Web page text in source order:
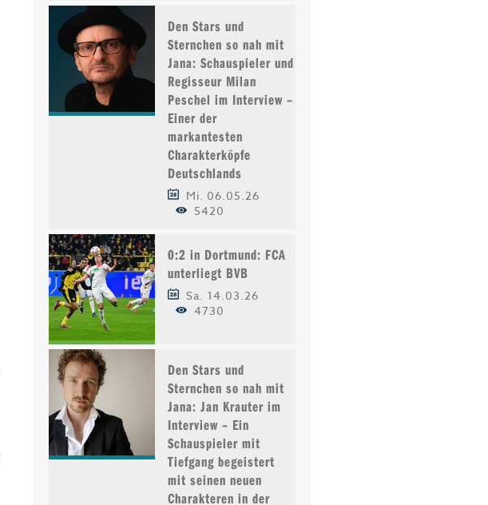
Den Stars und
Sternchen so nah mit
Jana: Schauspieler und
Regisseur Milan
Peschel im Interview –
Einer der
markantesten
Charakterköpfe
Deutschlands
Mi. 06.05.26
5420
0:2 in Dortmund: FCA
unterliegt BVB
Sa. 14.03.26
4730
Den Stars und
Sternchen so nah mit
Jana: Jan Krauter im
Interview – Ein
Schauspieler mit
Tiefgang begeistert
mit seinen neuen
Charakteren in der